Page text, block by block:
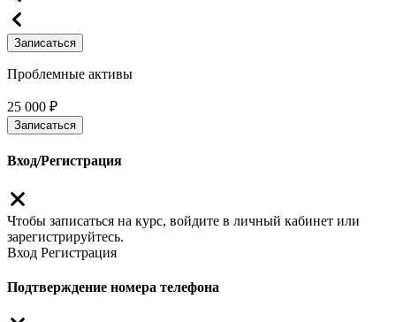
Записаться
Проблемные активы
25 000 ₽
Записаться
Вход/Регистрация
Чтобы записаться на курс, войдите в личный кабинет или
зарегистрируйтесь.
Вход Регистрация
Подтверждение номера телефона